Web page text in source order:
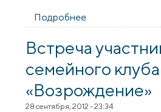
Подробнее
«Нарния»
Встреча
семейного клуба
«Возрождение»
28 сентября, 2012 - 23:34